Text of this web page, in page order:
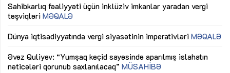
Sahibkarlıq fəaliyyəti üçün inklüziv imkanlar yaradan vergi
təşviqləri MƏQALƏ
Dünya iqtisadiyyatında vergi siyasətinin imperativləri MƏQALƏ
Əvəz Quliyev: “Yumşaq keçid sayəsində aparılmış islahatın
nəticələri qorunub saxlanılacaq” MÜSAHİBƏ